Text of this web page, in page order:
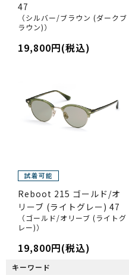
47
（シルバー/ブラウン (ダークブ
ラウン)）
19,800円(税込)
Reboot 215 ゴールド/オ
リーブ (ライトグレー) 47
（ゴールド/オリーブ (ライトグ
レー)）
19,800円(税込)
キーワード